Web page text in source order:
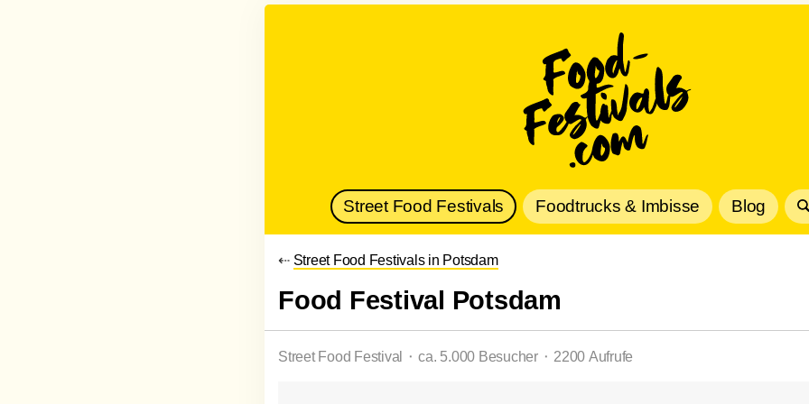
Street Food Festivals Foodtrucks & Imbisse Blog
⇠ Street Food Festivals in Potsdam
Food Festival Potsdam
Street Food Festival ⬝ ca. 5.000 Besucher ⬝ 2200 Aufrufe